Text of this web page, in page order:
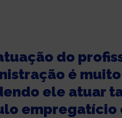
do
é
ele atuar
empregatício